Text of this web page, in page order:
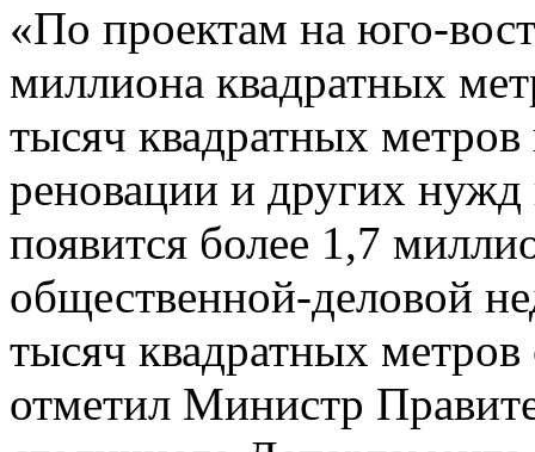
«По проектам на юго-
миллиона квадратных
тысяч квадратных
реновации и других нужд
появится более 1,7
общественной-деловой
тысяч квадратных
отметил Министр